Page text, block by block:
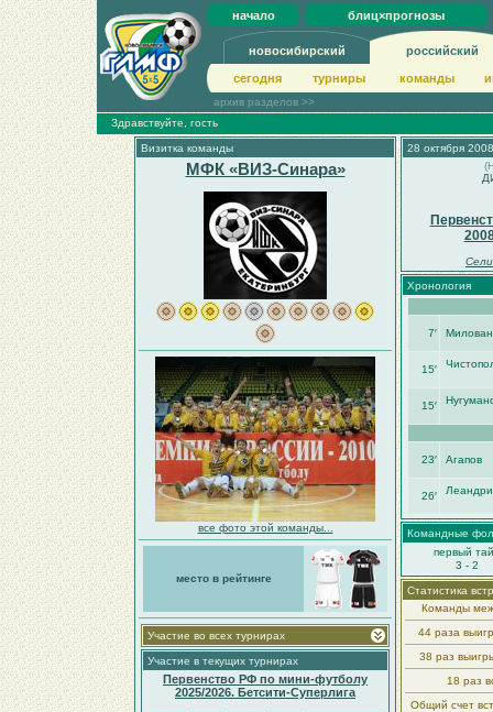
начало блиц×прогнозы
новосибирский российский
сегодня турниры команды
архив разделов >>
Здравствуйте, гость
Визитка команды
МФК «ВИЗ-Синара»
все фото этой команды...
место в рейтинге
Участие во всех турнирах
Участие в текущих турнирах
Первенство РФ по мини-футболу
2025/2026. Бетсити-Суперлига
28 октября
Хронология
7′
15′
15′
23′ Агапов
26′
Командные
первый
3 - 2
Статистика
Команды
44 раза
38 раз
18 раз
Общий счет